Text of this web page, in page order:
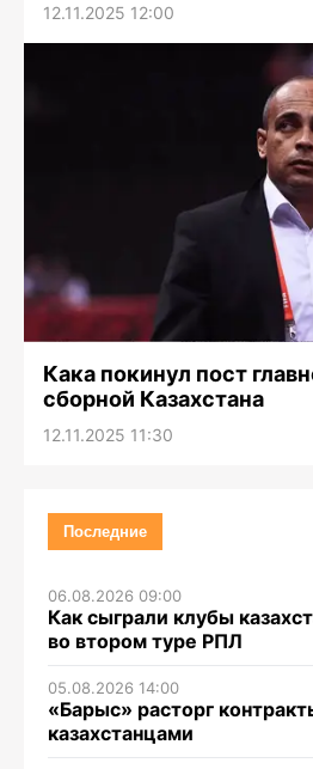
Последние
06.08.2026 09:00
Как сыграли клубы
во втором туре РПЛ
05.08.2026 14:00
«Барыс» расторг
казахстанцами
12.11.2025 12:00
Кака покинул пост
сборной Казахстана
12.11.2025 11:30